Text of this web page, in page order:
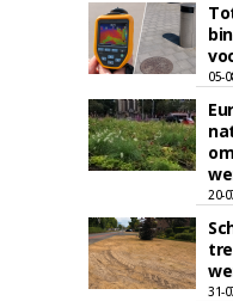
05-
20-
31-